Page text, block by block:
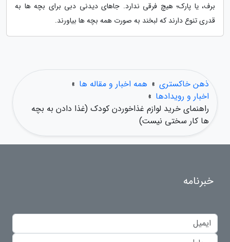
برف، یا پارک؛ هیچ فرقی ندارد. جاهای دیدنی دبی برای بچه ها به
قدری تنوع دارند که لبخند به صورت همه بچه ها بیاورند.
ذهن خاکستری » همه اخبار و مقاله ها »
اخبار و رویدادها »
راهنمای خرید لوازم غذاخوردن کودک (غذا دادن به بچه
ها کار سختی نیست)
خبرنامه